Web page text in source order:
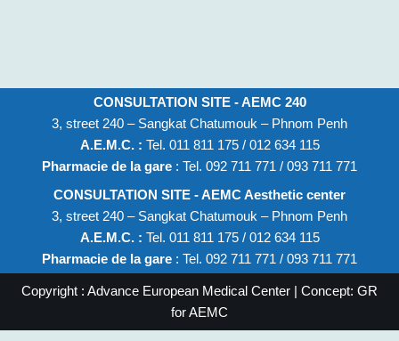
CONSULTATION SITE - AEMC 240
3, street 240 – Sangkat Chatumouk – Phnom Penh
A.E.M.C. : Tel. 011 811 175 / 012 634 115
Pharmacie de la gare : Tel. 092 711 771 / 093 711 771
CONSULTATION SITE - AEMC Aesthetic center
3, street 240 – Sangkat Chatumouk – Phnom Penh
A.E.M.C. : Tel. 011 811 175 / 012 634 115
Pharmacie de la gare : Tel. 092 711 771 / 093 711 771
Copyright : Advance European Medical Center | Concept: GR
for AEMC